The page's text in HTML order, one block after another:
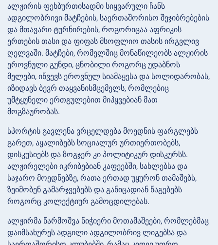
ალჟირის ფეხბურთისადმი სიყვარული ჩანს
ადგილობრივი მატჩების, საერთაშორისო შეჯიბრებების
და მთავარი ტურნირების, როგორიცაა აფრიკის
ერთების თასი და ფიფას მსოფლიო თასის ირგვლივ
ღელვაში. მატჩები, რომელშიც მონაწილეობს ალჟირის
ეროვნული გუნდი, ცნობილი როგორც უდაბნოს
მელები, იწვევს ეროვნულ სიამაყესა და სოლიდარობას,
იზიდავს ბევრ თაყვანისმცემელს, რომლებიც
უმტყუნელი ერთგულებით მიჰყვებიან მათ
მოგზაურობას.
სპორტის გავლენა ვრცელდება მოედნის ფარგლებს
გარეთ, აყალიბებს სოციალურ ურთიერთობებს,
დისკუსიებს და ზოგჯერ კი პოლიტიკურ დისკურსს.
ალჟირელები იკრიბებიან კაფეებში, სახლებსა და
საჯარო მოედნებზე, რათა ერთად უყურონ თამაშებს,
ზეიმობენ გამარჯვებებს და განიცადიან წაგებებს
როგორც კოლექტიურ გამოცდილებას.
ალჟირმა წარმოშვა ნიჭიერი მოთამაშეები, რომლებმაც
დაიმსახურეს ადგილი ადგილობრივ ლიგებსა და